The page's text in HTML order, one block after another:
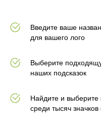
Введите ваше
для вашего лого
Выберите
наших подсказок
Найдите и
среди тысяч значков